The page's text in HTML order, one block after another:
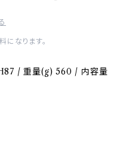
なります。
/ 重量(g) 560 / 内容量